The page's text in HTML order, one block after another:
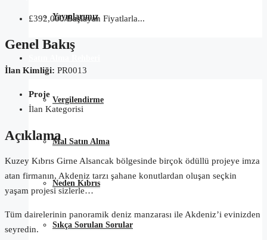
Yayınlarımız
Vergilendirme
Mal Satın Alma
Neden Kıbrıs
Sıkça Sorulan Sorular
£392,000/Başlayan Fiyatlarla...
Genel Bakış
İlan Kimliği: PR0013
Proje
İlan Kategorisi
Açıklama
Kuzey Kıbrıs Girne Alsancak bölgesinde birçok ödüllü projeye imza
atan firmanın, Akdeniz tarzı şahane konutlardan oluşan seçkin
yaşam projesi sizlerle…
Tüm dairelerinin panoramik deniz manzarası ile Akdeniz’i evinizden
seyredin.